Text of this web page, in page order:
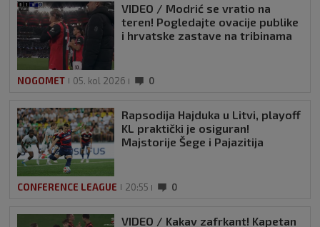
VIDEO / Modrić se vratio na
teren! Pogledajte ovacije publike
i hrvatske zastave na tribinama
NOGOMET 05. kol 2026 0
Rapsodija Hajduka u Litvi, playoff
KL praktički je osiguran!
Majstorije Šege i Pajazitija
CONFERENCE LEAGUE 20:55 0
VIDEO / Kakav zafrkant! Kapetan